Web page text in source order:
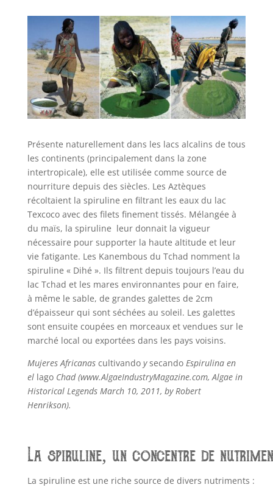
Présente naturellement dans les lacs alcalins de tous
les continents (principalement dans la zone
intertropicale), elle est utilisée comme source de
nourriture depuis des siècles. Les Aztèques
récoltaient la spiruline en filtrant les eaux du lac
Texcoco avec des filets finement tissés. Mélangée à
du maïs, la spiruline leur donnait la vigueur
nécessaire pour supporter la haute altitude et leur
vie fatigante. Les Kanembous du Tchad nomment la
spiruline « Dihé ». Ils filtrent depuis toujours l’eau du
lac Tchad et les mares environnantes pour en faire,
à même le sable, de grandes galettes de 2cm
d’épaisseur qui sont séchées au soleil. Les galettes
sont ensuite coupées en morceaux et vendues sur le
marché local ou exportées dans les pays voisins.
Mujeres Africanas cultivandoysecandoEspirulina en
el lagoChad (www.AlgaeIndustryMagazine.com, Algae in
Historical Legends March 10, 2011, by Robert
Henrikson).
La spiruline, un concentre de
La spiruline est une riche source de divers nutriments :